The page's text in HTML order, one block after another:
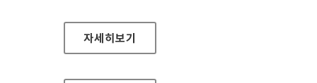
보성군청
자세히보기